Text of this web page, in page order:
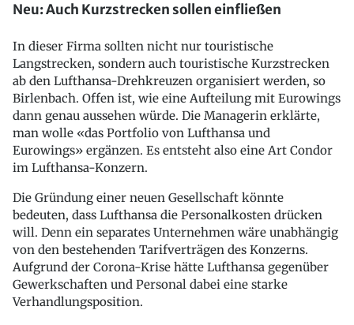
Neu: Auch Kurzstrecken sollen einfließen
In dieser Firma sollten nicht nur touristische
Langstrecken, sondern auch touristische Kurzstrecken
ab den Lufthansa-Drehkreuzen organisiert werden, so
Birlenbach. Offen ist, wie eine Aufteilung mit Eurowings
dann genau aussehen würde. Die Managerin erklärte,
man wolle «das Portfolio von Lufthansa und
Eurowings» ergänzen. Es entsteht also eine Art Condor
im Lufthansa-Konzern.
Die Gründung einer neuen Gesellschaft könnte
bedeuten, dass Lufthansa die Personalkosten drücken
will. Denn ein separates Unternehmen wäre unabhängig
von den bestehenden Tarifverträgen des Konzerns.
Aufgrund der Corona-Krise hätte Lufthansa gegenüber
Gewerkschaften und Personal dabei eine starke
Verhandlungsposition.